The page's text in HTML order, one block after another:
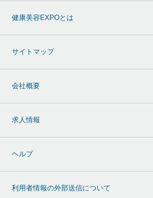
健康美容EXPOとは
サイトマップ
会社概要
求人情報
ヘルプ
利用者情報の外部送信について